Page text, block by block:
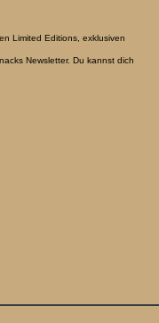
Limited Editions, exklusiven
Newsletter. Du kannst dich